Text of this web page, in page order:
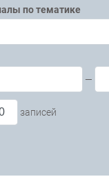
по тематике
—
записей